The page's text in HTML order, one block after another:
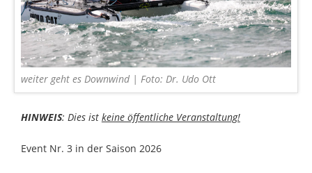
weiter geht es Downwind | Foto: Dr. Udo Ott
HINWEIS: Dies ist keine öffentliche Veranstaltung!
Event Nr. 3 in der Saison 2026